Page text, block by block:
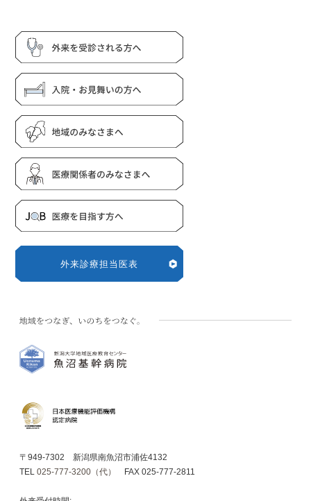
外来診療担当医表
〒949-7302 新潟県南魚沼市浦佐4132
TEL 025-777-3200（代） FAX 025-777-2811